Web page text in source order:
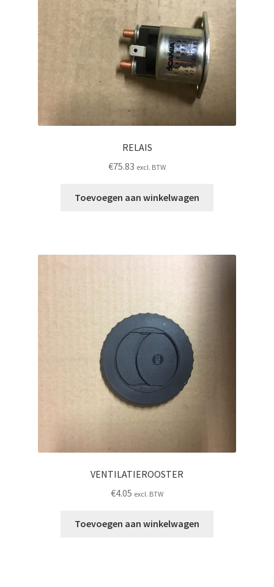
RELAIS
€75.83 excl. BTW
Toevoegen aan winkelwagen
VENTILATIEROOSTER
€4.05 excl. BTW
Toevoegen aan winkelwagen